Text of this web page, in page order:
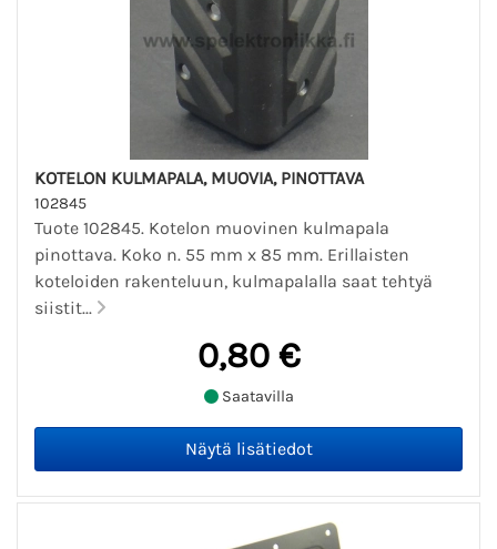
KOTELON KULMAPALA, MUOVIA, PINOTTAVA
102845
Tuote 102845. Kotelon muovinen kulmapala
pinottava. Koko n. 55 mm x 85 mm. Erillaisten
koteloiden rakenteluun, kulmapalalla saat tehtyä
siistit...
0,80 €
Saatavilla